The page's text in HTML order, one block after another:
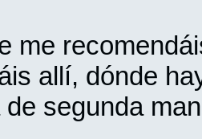
me
allí, dónde
de segunda